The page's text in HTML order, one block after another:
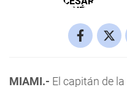
MIAMI.- El capitán de